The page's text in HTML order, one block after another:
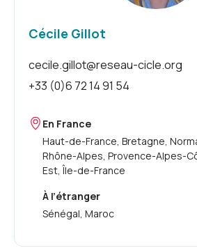
Cécile Gillot
cecile.gillot@reseau-cicle.org
+33 (0)6 72 14 91 54
En France
Haut-de-France, Bretagne,
Rhône-Alpes, Provence-Alpes-
Est, Île-de-France
À l’étranger
Sénégal, Maroc